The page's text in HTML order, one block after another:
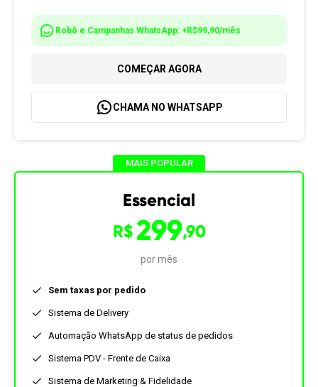
Robô e Campanhas WhatsApp: +R$99,90/mês
COMEÇAR AGORA
CHAMA NO WHATSAPP
Essencial
R$299,90
por mês
Sem taxas por pedido
Sistema de Delivery
Automação WhatsApp de status de pedidos
Sistema PDV - Frente de Caixa
Sistema de Marketing & Fidelidade
MAIS POPULAR